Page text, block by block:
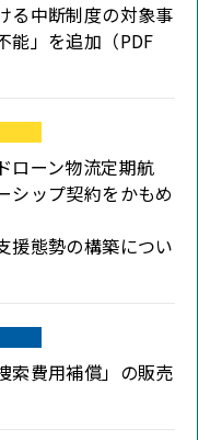
る中断制度の対象事
能」を追加（PDF
ローン物流定期航
シップ契約をかもめ
援態勢の構築につい
索費用補償」の販売